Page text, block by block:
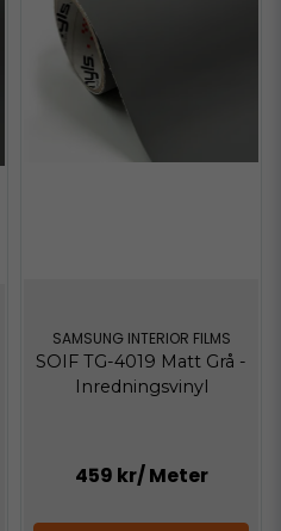
SAMSUNG INTERIOR FILMS
SOIF TG-4019 Matt Grå -
Inredningsvinyl
459 kr/ Meter